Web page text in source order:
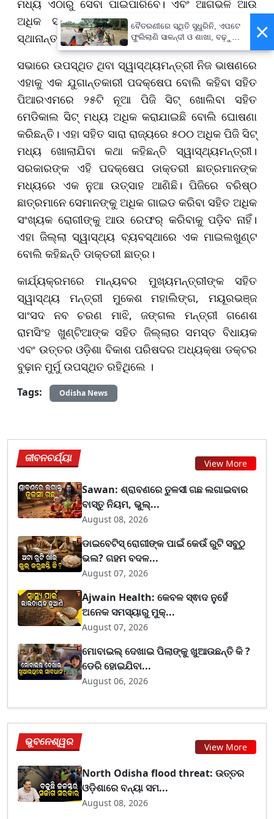
ମଧ୍ୟ ଏଠାରୁ ସେବା ପାଇପାରିବେ। ଏବଂ ଆଗଭଳି ଆଉ
ଅଧିକ ସଂଖ୍ୟକ ରୋଗୀ କଟକ ବା ଅନ୍ୟ ସ୍ଥାନରୁ
ସ୍ଥାନାନ୍ତର ହେବେ ନାହିଁ ବୋଲି କହିଛନ୍ତି ମୁଖ୍ୟମନ୍ତ୍ରୀ ।
ସଭାରେ ଉପସ୍ଥିତ ଥିବା ସ୍ୱାସ୍ଥ୍ୟମନ୍ତ୍ରୀ ନିଜ ଭାଷଣରେ
ଏହାକୁ ଏକ ଯୁଗାନ୍ତକାରୀ ପଦକ୍ଷେପ ବୋଲି କହିବା ସହିତ
ପିଆରଏମରେ ୨୫ଟି ନୂଆ ପିଜି ସିଟ୍ ଖୋଲିବା ସହିତ
ମେଡିକାଲ ସିଟ୍ ମଧ୍ୟ ଅଧିକ କରାଯାଇଛି ବୋଲି ଘୋଷଣା
କରିଛନ୍ତି। ଏହା ସହିତ ସାରା ରାଜ୍ୟରେ ୫୦୦ ଅଧିକ ପିଜି ସିଟ୍
ମଧ୍ୟ ଖୋଲାଯିବା କଥା କହିଛନ୍ତି ସ୍ୱାସ୍ଥ୍ୟମନ୍ତ୍ରୀ।
ସରକାରଙ୍କ ଏହି ପଦକ୍ଷେପ ଡାକ୍ତରୀ ଛାତ୍ରମାନଙ୍କ
ମଧ୍ୟରେ ଏକ ନୁଆ ଉତ୍ସାହ ଆଣିଛି। ପିଜିରେ ବରିଷ୍ଠ
ଛାତ୍ରମାନେ ସେମାନଙ୍କୁ ଅଧିକ ଗାଇଡ କରିବା ସହିତ ଅଧିକ
ସଂଖ୍ୟକ ରୋଗୀଙ୍କୁ ଆଉ ରେଫର୍ କରିବାକୁ ପଡ଼ିବ ନାହିଁ।
ଏହା ଜିଲ୍ଲା ସ୍ୱାସ୍ଥ୍ୟ ବ୍ୟବସ୍ଥାରେ ଏକ ମାଇଲଖୁଣ୍ଟ
ବୋଲି କହିଛନ୍ତି ଡାକ୍ତରୀ ଛାତ୍ର।
କାର୍ଯ୍ୟକ୍ରମରେ ମାନ୍ୟବର ମୁଖ୍ୟମନ୍ତ୍ରୀଙ୍କ ସହିତ
ସ୍ୱାସ୍ଥ୍ୟ ମନ୍ତ୍ରୀ ମୁକେଶ ମହାଲିଙ୍ଗ, ମୟୂରଭଞ୍ଜ
ସାଂସଦ ନବ ଚରଣ ମାଝି, ଜଙ୍ଗଲ ମନ୍ତ୍ରୀ ଗଣେଶ
ରାମସିଂହ ଖୁଣ୍ଟିଆଙ୍କ ସହିତ ଜିଲ୍ଲାର ସମସ୍ତ ବିଧାୟକ
ଏବଂ ଉତ୍ତର ଓଡ଼ିଶା ବିକାଶ ପରିଷଦର ଅଧ୍ୟକ୍ଷା ଡକ୍ଟର
ବୁଢ଼ାନ ମୁର୍ମୁ ଉପସ୍ଥିତ ରହିଥିଲେ ।
Tags: Odisha News
ଜୀବନଚର୍ଯ୍ୟା View More
Sawan: ଶ୍ରାବଣରେ ତୁଳସୀ ଗଛ ଲଗାଇବାର
ବାସ୍ତୁ ନିୟମ, ଭୁଲ୍...
August 08, 2026
ଡାଇବେଟିସ୍ ରୋଗୀଙ୍କ ପାଇଁ କେଉଁ ରୁଟି ସବୁଠୁ
ଭଲ? ଗହମ ବଦଳ...
August 07, 2026
Ajwain Health: କେବଳ ସ୍ଵାଦ ନୁହେଁ
ଅନେକ ସମସ୍ୟାରୁ ମୁକ୍...
August 07, 2026
ମୋବାଇଲ୍ ଦେଖାଇ ପିଲାଙ୍କୁ ଖୁଆଉଛନ୍ତି କି ?
ଡେରି ହୋଇଯିବା...
August 06, 2026
ଭୁବନେଶ୍ୱର View More
North Odisha flood threat: ଉତ୍ତର
ଓଡ଼ିଶାରେ ବନ୍ୟା ସମ...
August 08, 2026
×
ବୈତରଣୀରେ ସ୍ଥିତି ସୁଧୁରିନି, ଏପଟେ
ଫୁଲିଲାଣି ସାଳନ୍ଦୀ ଓ ଶାଖା, ବଢ଼ୁଛି
ବନ୍ୟା ଭୟ